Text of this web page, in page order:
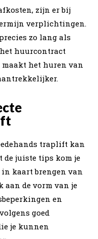
zijn er bij
verplichtingen.
zo lang als
huurcontract
maakt het huren van
traplift kan
de juiste tips kom je
kaart brengen van
aan de vorm van je
en
goed
je kunnen